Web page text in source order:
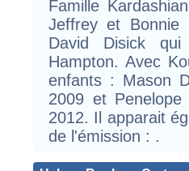
Famille
Jeffrey et
David Disick
Hampton. Avec
enfants : Mason
2009 et
2012. Il apparait
de l'émission : .